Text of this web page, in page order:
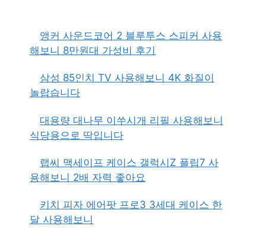
앵커 사운드코어 2 블루투스 스피커 사용
해보니 8만원대 가성비 후기
삼성 85인치 TV 사용해보니 4K 화질이
놀랍습니다
대용량 대나무 이쑤시개 리필 사용해보니
식당용으로 딱입니다
랩씨 맥세이프 케이스 갤럭시Z 플립7 사
용해보니 2배 자력 좋아요
키치 피자 에어팟 프로3 3세대 케이스 한
달 사용해보니